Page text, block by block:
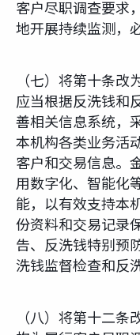
客户尽职调查要求
地开展持续监测，
（七）将第十条改
应当根据反洗钱和
善相关信息系统，
本机构各类业务活
客户和交易信息。
用数字化、智能化
能，以有效支持本
份资料和交易记录
告、反洗钱特别预
洗钱监督检查和反
（八）将第十二条